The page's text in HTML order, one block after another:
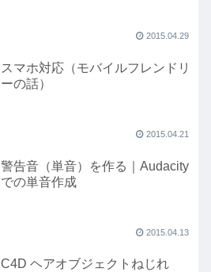
2015.04.29
スマホ対応（モバイルフレンドリ
ーの話）
2015.04.21
警告音（単音）を作る｜Audacity
での単音作成
2015.04.13
C4D ヘアオブジェクトねじれ